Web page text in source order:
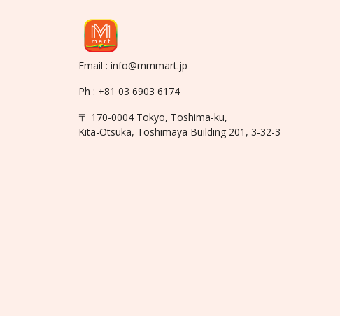
Email : info@mmmart.jp
Ph : +81 03 6903 6174
〒 170-0004 Tokyo, Toshima-ku,
Kita-Otsuka, Toshimaya Building 201, 3-32-3